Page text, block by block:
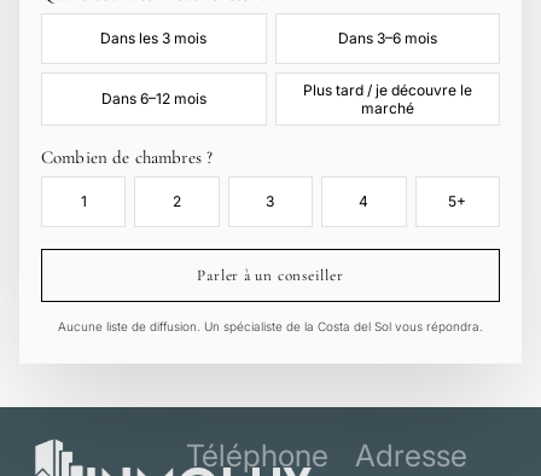
Dans les 3 mois Dans 3–6 mois
Dans 6–12 mois
Plus tard / je découvre le
marché
Combien de chambres ?
1 2 3 4 5+
Parler à un conseiller
Aucune liste de diffusion. Un spécialiste de la Costa del Sol vous répondra.
Téléphone Adresse